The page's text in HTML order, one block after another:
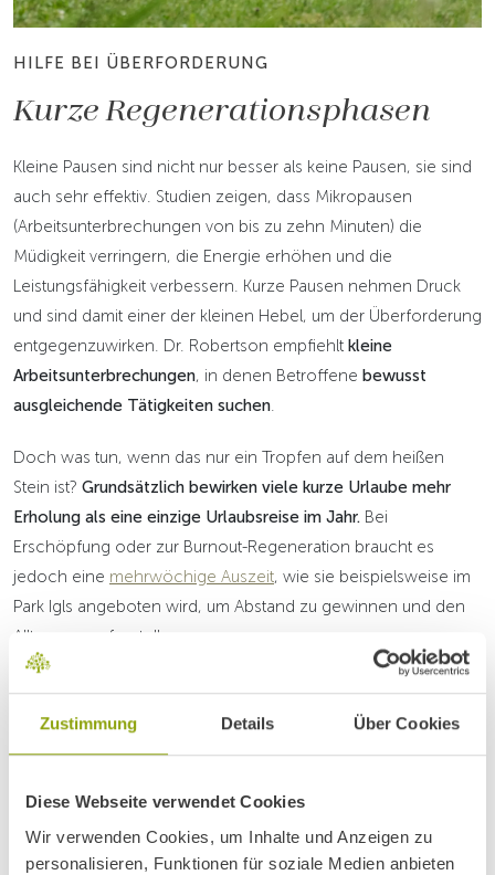
Zustimmung Details Über Cookies
Diese Webseite verwendet Cookies
Wir verwenden Cookies, um Inhalte und Anzeigen zu
personalisieren, Funktionen für soziale Medien anbieten
HILFE BEI ÜBERFORDERUNG
Kurze Regenerationsphasen
Kleine Pausen sind nicht nur besser als keine Pausen, sie sind
auch sehr effektiv. Studien zeigen, dass Mikropausen
(Arbeitsunterbrechungen von bis zu zehn Minuten) die
Müdigkeit verringern, die Energie erhöhen und die
Leistungsfähigkeit verbessern. Kurze Pausen nehmen Druck
und sind damit einer der kleinen Hebel, um der Überforderung
entgegenzuwirken. Dr. Robertson empfiehlt kleine
Arbeitsunterbrechungen, in denen Betroffene bewusst
ausgleichende Tätigkeiten suchen.
Doch was tun, wenn das nur ein Tropfen auf dem heißen
Stein ist? Grundsätzlich bewirken viele kurze Urlaube mehr
Erholung als eine einzige Urlaubsreise im Jahr. Bei
Erschöpfung oder zur Burnout-Regeneration braucht es
jedoch eine mehrwöchige Auszeit, wie sie beispielsweise im
Park Igls angeboten wird, um Abstand zu gewinnen und den
Alltag neu aufzustellen.
Welche Hilfsmittel versprechen
bei Energielosigkeit und
Überlastung am meisten